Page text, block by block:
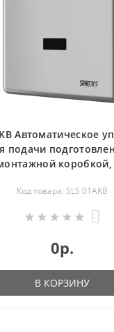
Автоматическое
подачи
коробкой,
Код товара: SLS 01AKB
0р.
В КОРЗИНУ